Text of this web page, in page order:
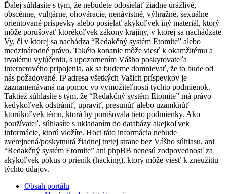
Ďalej súhlasíte s tým, že nebudete odosielať žiadne urážlivé,
obscénne, vulgárne, ohováracie, nenávistné, výhražné, sexuálne
orientované príspevky alebo posielať akýkoľvek iný materiál, ktorý
môže porušovať ktorékoľvek zákony krajiny, v ktorej sa nachádzate
Vy, či v ktorej sa nachádza “Redakčný systém Etomite” alebo
medzinárodné právo. Takéto konanie môže viesť k okamžitému a
trvalému vylúčeniu, s upozornením Vášho poskytovateľa
internetového pripojenia, ak sa budeme domnievať, že to bude od
nás požadované. IP adresa všetkých Vašich príspevkov je
zaznamenávaná na pomoc vo vymožiteľnosti týchto podmienok.
Taktiež súhlasíte s tým, že “Redakčný systém Etomite” má právo
kedykoľvek odstrániť, upraviť, presunúť alebo uzamknúť
ktorúkoľvek tému, ktorá by porušovala tieto podmienky. Ako
používateľ, súhlasíte s ukladaním do databázy akejkoľvek
informácie, ktorú vložíte. Hoci táto informácia nebude
zverejnená/poskytnutá žiadnej tretej strane bez Vášho súhlasu, ani
“Redakčný systém Etomite” ani phpBB nenesú zodpovednosť za
akýkoľvek pokus o prienik (hacking), ktorý môže viesť k zneužitiu
týchto údajov.
Obsah portálu